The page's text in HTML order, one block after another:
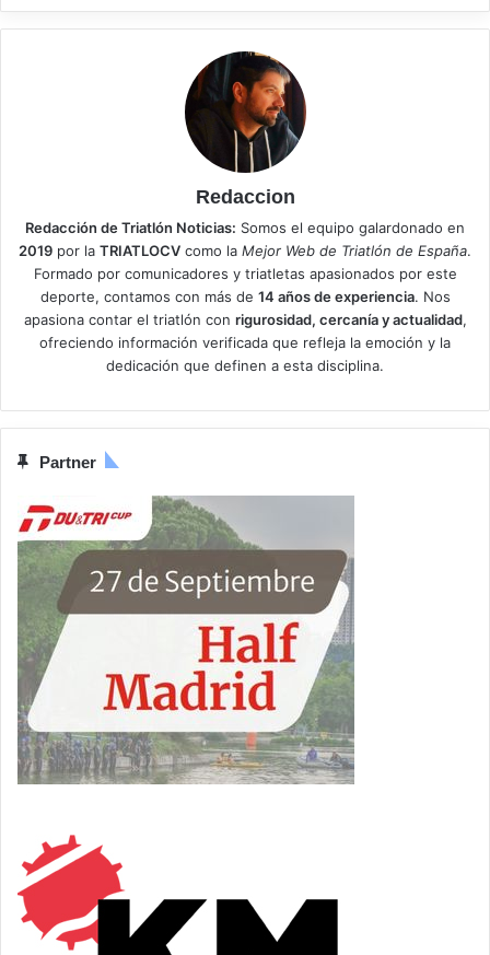
Redaccion
Redacción de Triatlón Noticias: Somos el equipo galardonado en
2019 por la TRIATLOCV como la Mejor Web de Triatlón de España.
Formado por comunicadores y triatletas apasionados por este
deporte, contamos con más de 14 años de experiencia. Nos
apasiona contar el triatlón con rigurosidad, cercanía y actualidad,
ofreciendo información verificada que refleja la emoción y la
dedicación que definen a esta disciplina.
Partner